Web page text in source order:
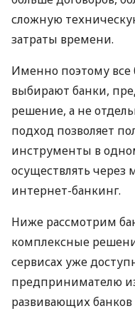
сложную
затраты времени.
Именно поэтому
выбирают банки,
решение, а не
подход позволяет
инструменты в
осуществлять
интернет-банкинг.
Ниже рассмотрим
комплексные
сервисах уже
предпринимателю
развивающих банков